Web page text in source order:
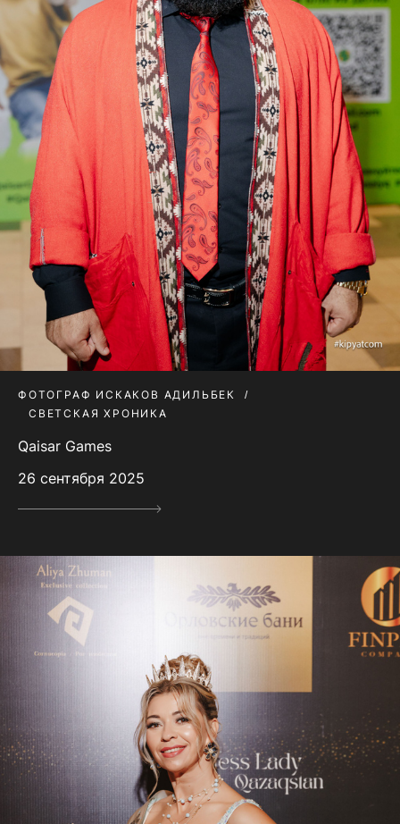
ФОТОГРАФ ИСКАКОВ АДИЛЬБЕК
СВЕТСКАЯ ХРОНИКА
Qaisar Games
26 сентября 2025